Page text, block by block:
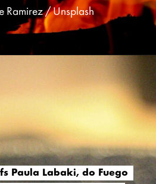
Ramirez / Unsplash
Paula Labaki, do Fuego
Paula Labaki, do Fuego